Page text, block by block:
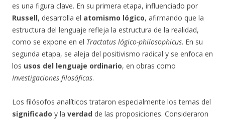
es una figura clave. En su primera etapa, influenciado por
Russell, desarrolla el atomismo lógico, afirmando que la
estructura del lenguaje refleja la estructura de la realidad,
como se expone en el Tractatus lógico-philosophicus. En su
segunda etapa, se aleja del positivismo radical y se enfoca en
los usos del lenguaje ordinario, en obras como
Investigaciones filosóficas.
Los filósofos analíticos trataron especialmente los temas del
significado y la verdad de las proposiciones. Consideraron